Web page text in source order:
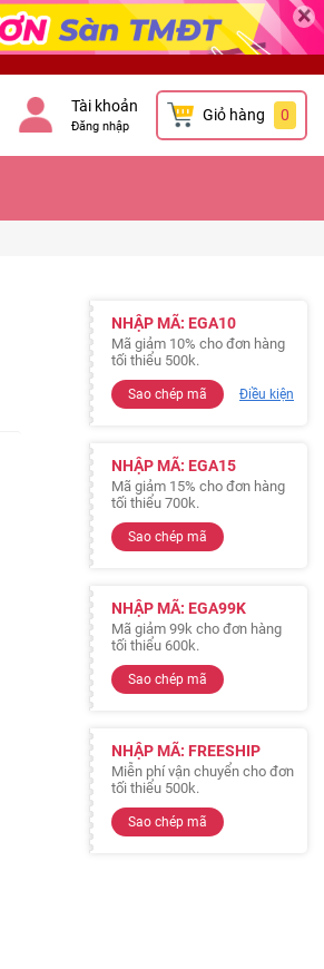
×
Tài khoản
Đăng nhập
Giỏ hàng 0
NHẬP MÃ: EGA10
Mã giảm 10% cho đơn hàng
tối thiểu 500k.
Sao chép mã Điều kiện
NHẬP MÃ: EGA15
Mã giảm 15% cho đơn hàng
tối thiểu 700k.
Sao chép mã
NHẬP MÃ: EGA99K
Mã giảm 99k cho đơn hàng
tối thiểu 600k.
Sao chép mã
NHẬP MÃ: FREESHIP
Miễn phí vận chuyển cho đơn
tối thiểu 500k.
Sao chép mã